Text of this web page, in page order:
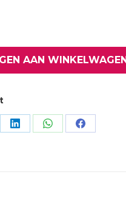
AAN
Share
Share
Share